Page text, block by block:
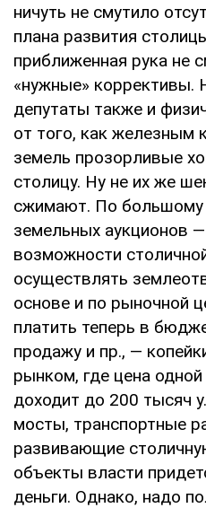
ничуть не смутило
плана развития
приближенная рука не
«нужные» коррективы.
депутаты также и
от того, как железным
земель прозорливые
столицу. Ну не их же
сжимают. По большому
земельных аукционов
возможности
осуществлять
основе и по рыночной
платить теперь в
продажу и пр., —
рынком, где цена одной
доходит до 200 тысяч
мосты, транспортные
развивающие
объекты власти
деньги. Однако, надо